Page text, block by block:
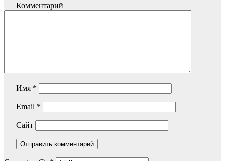
Комментарий
Имя *
Email *
Сайт